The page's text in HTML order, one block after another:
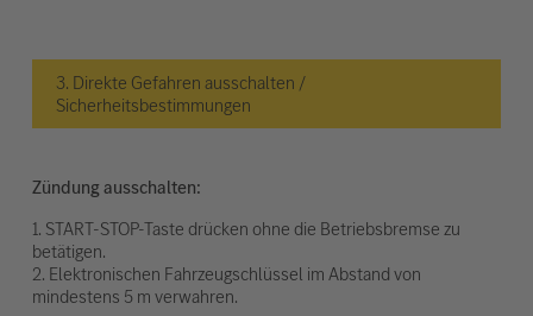
3. Direkte Gefahren ausschalten /
Sicherheitsbestimmungen
Zündung ausschalten:
1. START-STOP-Taste drücken ohne die Betriebsbremse zu
betätigen.
2. Elektronischen Fahrzeugschlüssel im Abstand von
mindestens 5 m verwahren.